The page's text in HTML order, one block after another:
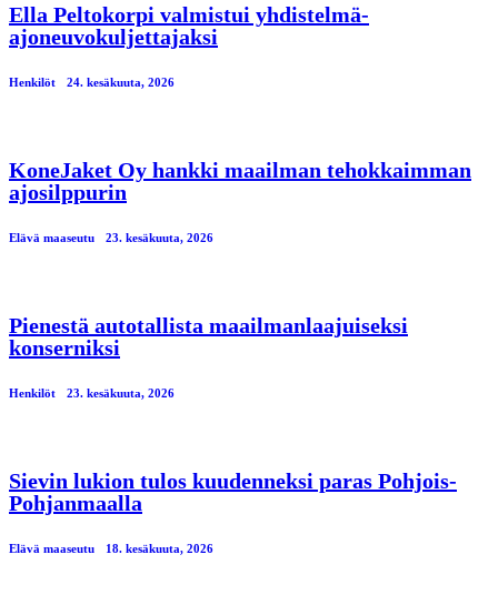
Ella Peltokorpi valmistui yhdistelmä-
ajoneuvokuljettajaksi
Henkilöt 24. kesäkuuta, 2026
KoneJaket Oy hankki maailman tehokkaimman
ajosilppurin
Elävä maaseutu 23. kesäkuuta, 2026
Pienestä autotallista maailmanlaajuiseksi
konserniksi
Henkilöt 23. kesäkuuta, 2026
Sievin lukion tulos kuudenneksi paras Pohjois-
Pohjanmaalla
Elävä maaseutu 18. kesäkuuta, 2026